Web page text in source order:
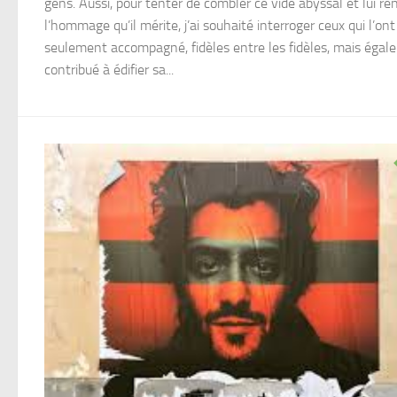
l’hommage qu’il mérite, j’ai souhaité interroger ceux qui
seulement accompagné, fidèles entre les fidèles, mais
contribué à édifier sa...